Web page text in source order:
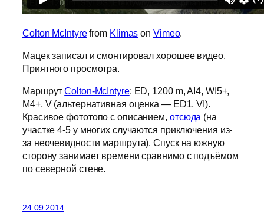
Colton McIntyrefrom Klimas on Vimeo.
Мацек записал и смонтировал хорошее видео.
Приятного просмотра.
МаршрутColton-McIntyre: ED, 1200 m, AI4, WI5+,
M4+, V (альтернативная оценка — ED1, VI).
Красивое фототопо с описанием, отсюда (на
участке 4-5 у многих случаются приключения из-
за неочевидности маршрута). Спуск на южную
сторону занимает времени сравнимо с подъёмом
по северной стене.
24.09.2014